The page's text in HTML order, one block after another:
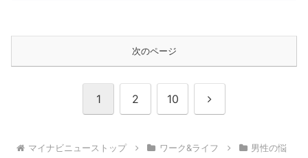
次のページ
1 2 10 次
マイナビニューストップ ワーク&ライフ
男性の悩